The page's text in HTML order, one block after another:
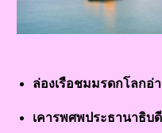
ล่องเรือชมมรดกโลกอ่
เคารพศพประธานาธิบ